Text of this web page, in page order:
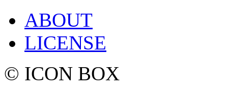
ABOUT
LICENSE
© ICON BOX